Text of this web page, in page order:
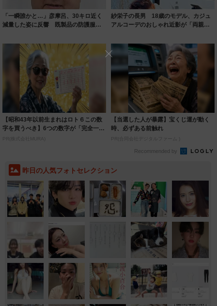
「一瞬誰かと…」彦摩呂、30キロ近く
減量した姿に反響 既製品の防護服が
紗栄子の長男 18歳のモデル、カジュ
アルコーデのおしゃれ近影が「両親の
【昭和43年以前生まれはロト６この数
字を買うべき】6つの数字が「完全一
致」する方...
PR(株式会社MURA)
【当選した人が暴露】宝くじ運が動く
時、必ずある前触れ
PR(合同会社デジタルファーム )
Recommended by
昨日の人気フォトセレクション